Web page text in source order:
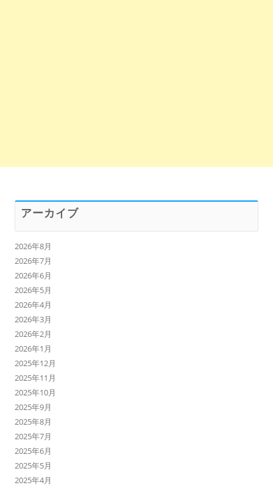
アーカイブ
2026年8月
2026年7月
2026年6月
2026年5月
2026年4月
2026年3月
2026年2月
2026年1月
2025年12月
2025年11月
2025年10月
2025年9月
2025年8月
2025年7月
2025年6月
2025年5月
2025年4月